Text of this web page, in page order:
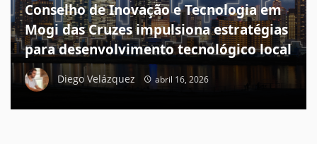
Conselho de Inovação e Tecnologia em
Mogi das Cruzes impulsiona estratégias
para desenvolvimento tecnológico local
Diego Velázquez abril 16, 2026